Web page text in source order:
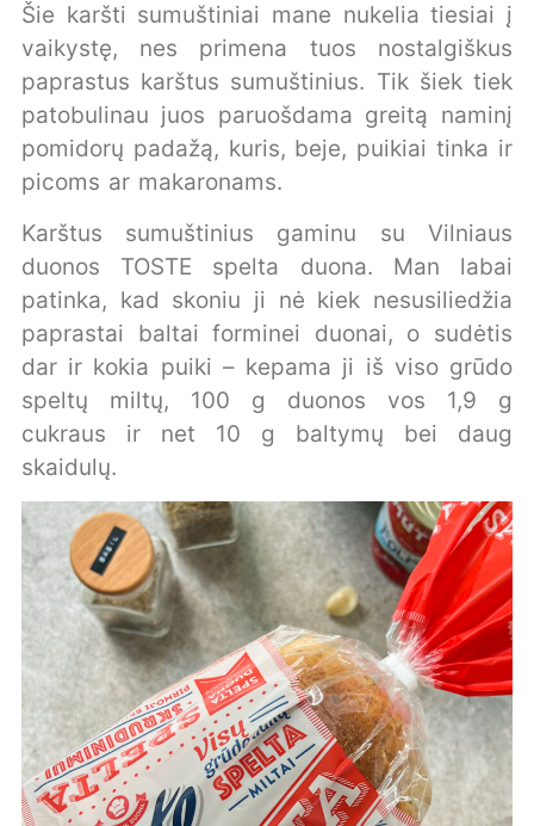
Šie karšti sumuštiniai mane nukelia tiesiai į
vaikystę, nes primena tuos nostalgiškus
paprastus karštus sumuštinius. Tik šiek tiek
patobulinau juos paruošdama greitą naminį
pomidorų padažą, kuris, beje, puikiai tinka ir
picoms ar makaronams.
Karštus sumuštinius gaminu su Vilniaus
duonos TOSTE spelta duona. Man labai
patinka, kad skoniu ji nė kiek nesusiliedžia
paprastai baltai forminei duonai, o sudėtis
dar ir kokia puiki – kepama ji iš viso grūdo
speltų miltų, 100 g duonos vos 1,9 g
cukraus ir net 10 g baltymų bei daug
skaidulų.